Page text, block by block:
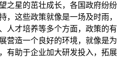
之星的茁壮成长，各国政府纷纷
，这些政策就像是一场及时雨，
人才培养等多个方面，政策的有
营造一个良好的环境，就像是为
有助于企业加大研发投入，拓展